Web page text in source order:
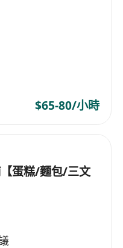
$65-80/小時
蛋糕/麵包/三文